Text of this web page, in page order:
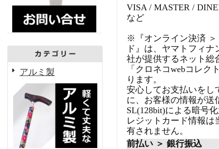
アルミ製
VISA / MASTER /
など
※『オンライン決済 ＞
ド』は、ヤマトフィナ
社が提供するネット総
「クロネコwebコレク
ります。
安心してお支払いをし
に、お客様の情報が送
SL(128bit)による暗号
レジットカード情報は
有されません。
前払い ＞ 銀行振込